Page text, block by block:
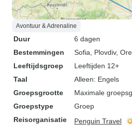
Avontuur & Adrenaline
Duur
6 dagen
Bestemmingen
Sofia , Plovdiv,
Leeftijdsgroep
Leeftijden 12+
Taal
Alleen: Engels
Groepsgrootte
Maximale
Groepstype
Groep
Reisorganisatie
Penguin Travel